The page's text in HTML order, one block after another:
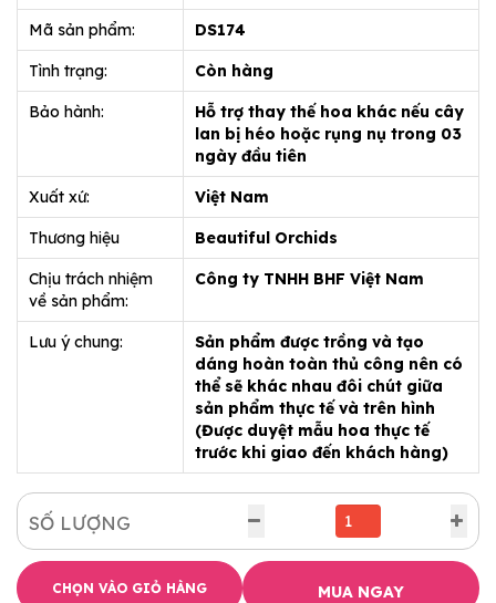
Mã sản phẩm: DS174
Tình trạng: Còn hàng
Bảo hành:
Hỗ trợ thay thế hoa khác nếu cây
lan bị héo hoặc rụng nụ trong 03
ngày đầu tiên
Xuất xứ: Việt Nam
Thương hiệu Beautiful Orchids
Chịu trách nhiệm
về sản phẩm:
Công ty TNHH BHF Việt Nam
Lưu ý chung:
Sản phẩm được trồng và tạo
dáng hoàn toàn thủ công nên có
thể sẽ khác nhau đôi chút giữa
sản phẩm thực tế và trên hình
(Được duyệt mẫu hoa thực tế
trước khi giao đến khách hàng)
SỐ LƯỢNG
CHỌN VÀO GIỎ HÀNG MUA NGAY